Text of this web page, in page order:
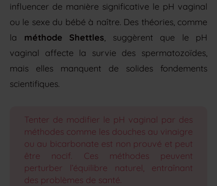
influencer de manière significative le pH vaginal
ou le sexe du bébé à naître. Des théories, comme
la méthode Shettles , suggèrent que le pH
vaginal affecte la survie des spermatozoïdes,
mais elles manquent de solides fondements
scientifiques.
Tenter de modifier le pH vaginal par des
méthodes comme les douches au vinaigre
ou au bicarbonate est non prouvé et peut
être nocif. Ces méthodes peuvent
perturber l’équilibre naturel, entraînant
des problèmes de santé.